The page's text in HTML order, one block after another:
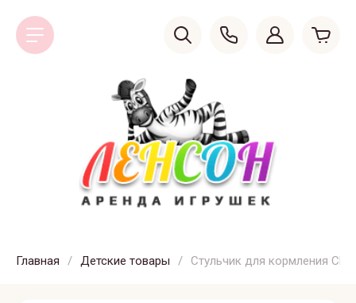
Главная / Детские товары / Стульчик для кормления